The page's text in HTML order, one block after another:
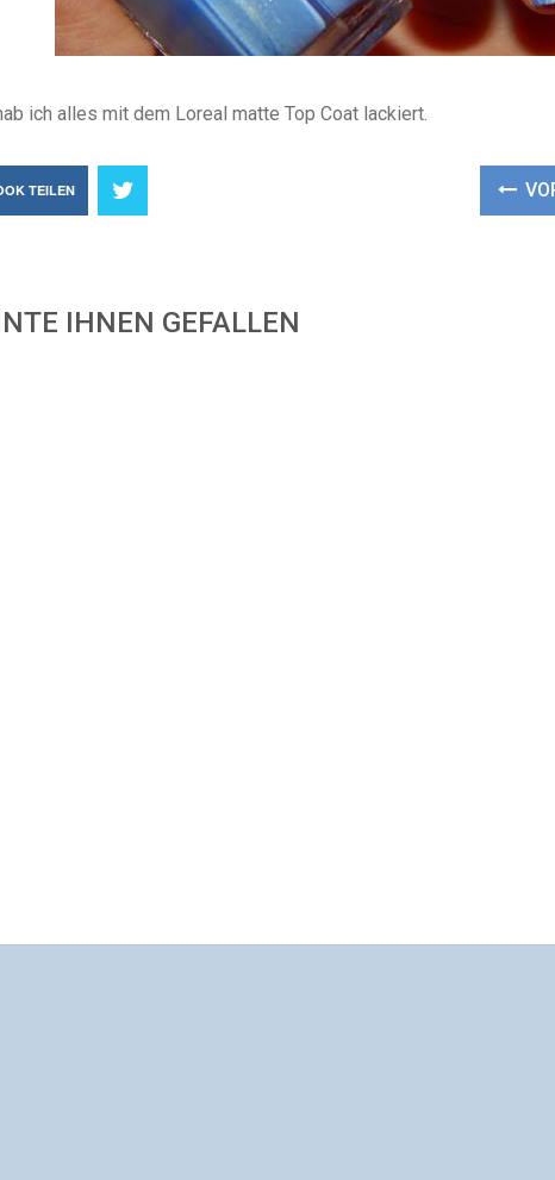
ich alles mit dem Loreal matte Top Coat lackiert.
TEILEN
IHNEN GEFALLEN